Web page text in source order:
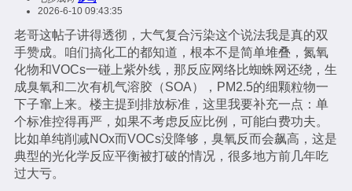
2026-6-10 09:43:35
老哥这帖子讲得透彻，大气复合污染这个说法我是真的双
手赞成。咱们搞化工的都知道，根本不是简单堆叠，氮氧
化物和VOCs一碰上紫外线，那反应网络比蜘蛛网还绕，生
成臭氧和二次有机气溶胶（SOA），PM2.5的细颗粒物一
下子窜上来。楼主提到排放标准，这里我要补充一点：单
个标准控得再严，如果不考虑反应比例，可能白费功夫。
比如单纯削减NOx而VOCs没降够，臭氧反而会飙高，这是
典型的光化学反应平衡被打破的情况，很多地方前几年吃
过大亏。